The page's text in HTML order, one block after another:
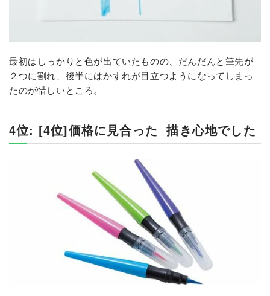
最初はしっかりと色が出ていたものの、だんだんと筆先が
２つに割れ、後半にはかすれが目立つようになってしまっ
たのが惜しいところ。
4位: [4位]価格に見合った 描き心地でした